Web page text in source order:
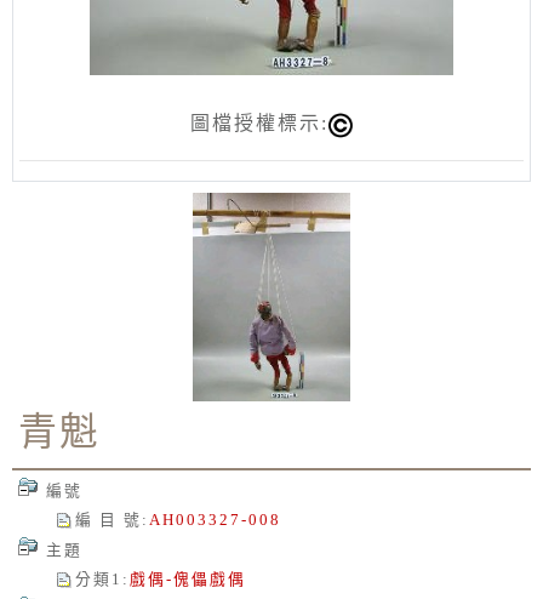
圖檔授權標示:
青魁
編號
編 目 號 : AH003327-008
主題
分類1 : 戲偶-傀儡戲偶